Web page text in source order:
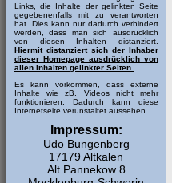
Links, die Inhalte der gelinkten Seite
gegebenenfalls mit zu verantworten
hat. Dies kann nur dadurch verhindert
werden, dass man sich ausdrücklich
von diesen Inhalten distanziert.
Hiermit distanziert sich der Inhaber
dieser Homepage ausdrücklich von
allen Inhalten gelinkter Seiten.
Es kann vorkommen, dass externe
Inhalte wie zB. Videos nicht mehr
funktionieren. Dadurch kann diese
Internetseite verunstaltet aussehen.
Impressum:
Udo Bungenberg
17179 Altkalen
Alt Pannekow 8